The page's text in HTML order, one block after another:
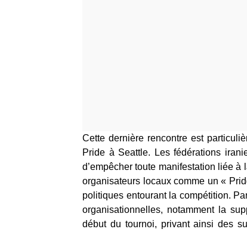
Cette dernière rencontre est
Pride à Seattle. Les fédérations
d’empêcher toute manifestation liée
organisateurs locaux comme un «
politiques entourant la compétition.
organisationnelles, notamment la
début du tournoi, privant ainsi des